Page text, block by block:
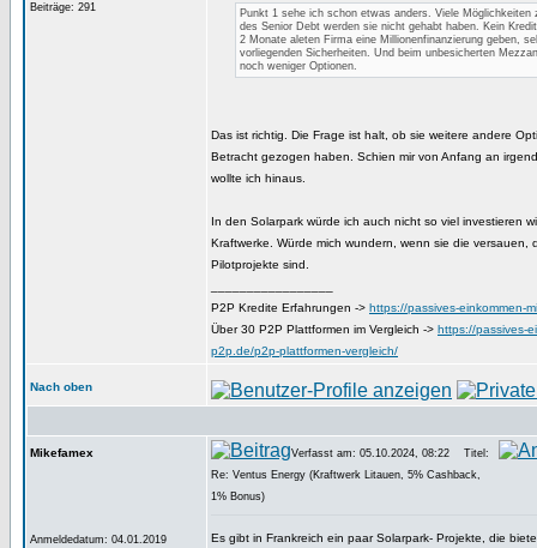
Beiträge: 291
Punkt 1 sehe ich schon etwas anders. Viele Möglichkeiten
des Senior Debt werden sie nicht gehabt haben. Kein
2 Monate aleten Firma eine Millionenfinanzierung geben,
vorliegenden Sicherheiten. Und beim unbesicherten
noch weniger Optionen.
Das ist richtig. Die Frage ist halt, ob sie weitere andere
Betracht gezogen haben. Schien mir von Anfang an
wollte ich hinaus.
In den Solarpark würde ich auch nicht so viel investieren
Kraftwerke. Würde mich wundern, wenn sie die versauen,
Pilotprojekte sind.
P2P Kredite Erfahrungen -> https://passives-einkommen-
Über 30 P2P Plattformen im Vergleich -> https://passives-
p2p.de/p2p-plattformen-vergleich/
Nach oben
Mikefamex
Anmeldedatum: 04.01.2019
Verfasst am: 05.10.2024, 08:22
Titel:
Re: Ventus Energy (Kraftwerk Litauen, 5% Cashback,
1% Bonus)
Es gibt in Frankreich ein paar Solarpark- Projekte, die